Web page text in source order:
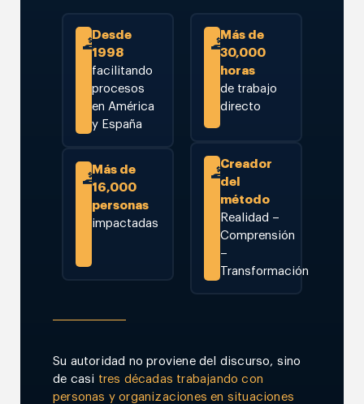
Desde
1998
facilitando
procesos
en América
y España
Más de
16,000
personas
impactadas
Más de
30,000
horas
de trabajo
directo
Creador
del
método
Realidad –
Comprensión
–
Transformación
Su autoridad no proviene del discurso, sino
de casi tres décadas trabajando con
personas y organizaciones en situaciones